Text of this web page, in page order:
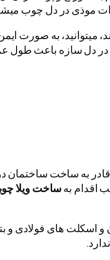
موذی در دل چوب
میتوانید، به صورت
دل سازه باعث طول عمر
به ساخت ساختمان
اقدام بهساخت ویلا
های فولادی و